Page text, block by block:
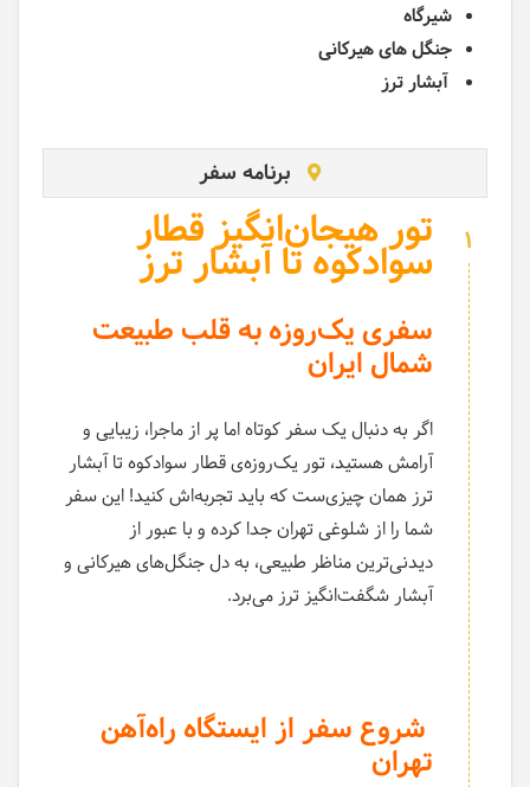
شیرگاه
جنگل های هیرکانی
آبشار ترز
برنامه سفر
1 تور هیجان‌انگیز قطار
سوادکوه تا آبشار ترز
سفری یک‌روزه به قلب طبیعت
شمال ایران
اگر به دنبال یک سفر کوتاه اما پر از ماجرا، زیبایی و
آرامش هستید، تور یک‌روزه‌ی قطار سوادکوه تا آبشار
ترز همان چیزی‌ست که باید تجربه‌اش کنید! این سفر
شما را از شلوغی تهران جدا کرده و با عبور از
دیدنی‌ترین مناظر طبیعی، به دل جنگل‌های هیرکانی و
آبشار شگفت‌انگیز ترز می‌برد.
شروع سفر از ایستگاه راه‌آهن
تهران